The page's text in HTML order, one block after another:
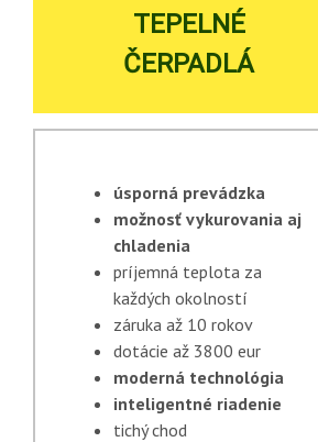
TEPELNÉ
ČERPADLÁ
úsporná prevádzka
možnosť vykurovania aj
chladenia
príjemná teplota za
každých okolností
záruka až 10 rokov
dotácie až 3800 eur
moderná technológia
inteligentné riadenie
tichý chod